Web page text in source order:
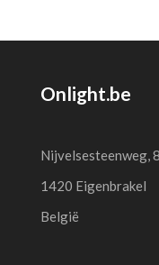
Onlight.be
Nijvelsesteenweg, 8
1420 Eigenbrakel
België